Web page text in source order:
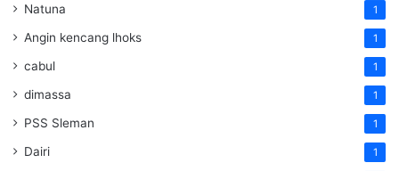
Natuna 1
Angin kencang lhoks 1
cabul 1
dimassa 1
PSS Sleman 1
Dairi 1